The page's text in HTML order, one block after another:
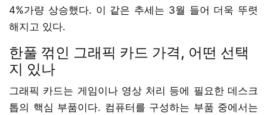
4%가량 상승했다. 이 같은 추세는 3월 들어 더욱 뚜렷
해지고 있다.
한풀 꺾인 그래픽 카드 가격, 어떤 선택
지 있나
그래픽 카드는 게임이나 영상 처리 등에 필요한 데스크
톱의 핵심 부품이다. 컴퓨터를 구성하는 부품 중에서는